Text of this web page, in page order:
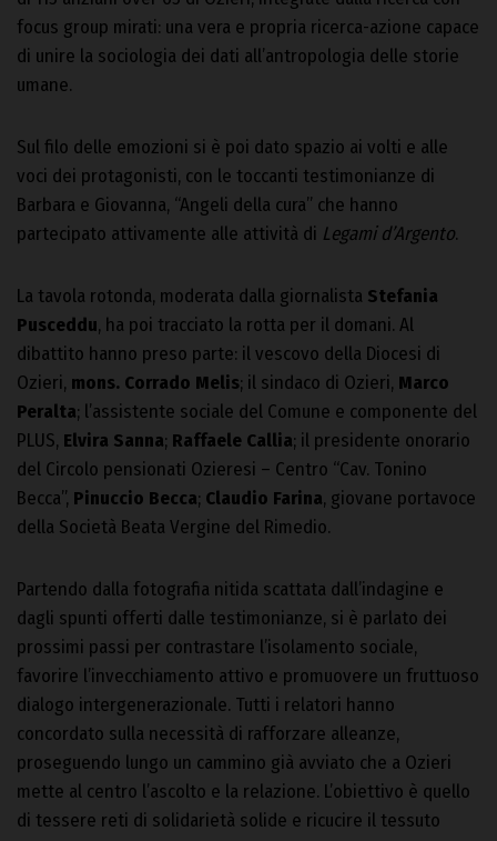
focus group mirati: una vera e propria ricerca-azione capace
di unire la sociologia dei dati all’antropologia delle storie
umane.
Sul filo delle emozioni si è poi dato spazio ai volti e alle
voci dei protagonisti, con le toccanti testimonianze di
Barbara e Giovanna, “Angeli della cura” che hanno
partecipato attivamente alle attività di Legami d’Argento.
La tavola rotonda, moderata dalla giornalista Stefania
Pusceddu, ha poi tracciato la rotta per il domani. Al
dibattito hanno preso parte: il vescovo della Diocesi di
Ozieri, mons. Corrado Melis; il sindaco di Ozieri, Marco
Peralta; l’assistente sociale del Comune e componente del
PLUS, Elvira Sanna; Raffaele Callia; il presidente onorario
del Circolo pensionati Ozieresi – Centro “Cav. Tonino
Becca”, Pinuccio Becca; Claudio Farina, giovane portavoce
della Società Beata Vergine del Rimedio.
Partendo dalla fotografia nitida scattata dall’indagine e
dagli spunti offerti dalle testimonianze, si è parlato dei
prossimi passi per contrastare l’isolamento sociale,
favorire l’invecchiamento attivo e promuovere un fruttuoso
dialogo intergenerazionale. Tutti i relatori hanno
concordato sulla necessità di rafforzare alleanze,
proseguendo lungo un cammino già avviato che a Ozieri
mette al centro l’ascolto e la relazione. L’obiettivo è quello
di tessere reti di solidarietà solide e ricucire il tessuto